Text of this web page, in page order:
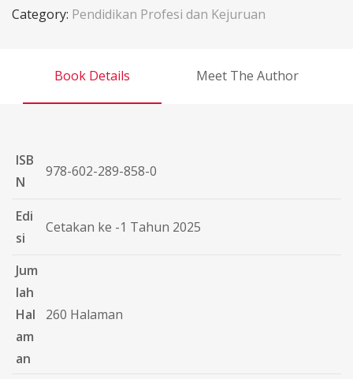
Category: Pendidikan Profesi dan Kejuruan
Book Details Meet The Author
ISB
N
978-602-289-858-0
Edi
si
Cetakan ke -1 Tahun 2025
Jum
lah
Hal
am
an
260 Halaman